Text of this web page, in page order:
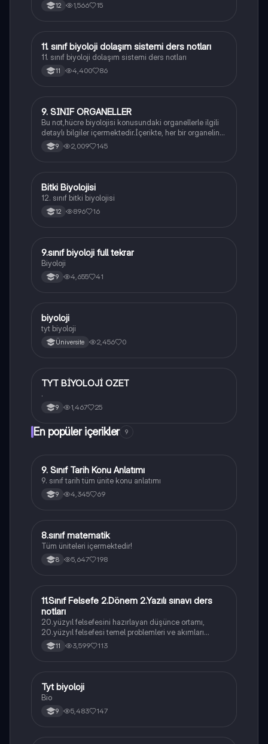
12 1,566 15
Biyoloji
11. sınıf biyoloji dolaşım sistemi ders notları
11. sınıf biyoloji dolaşım sistemi ders notları
11 4,400 86
Biyoloji
9. SINIF ORGANELLER
Bu not,hücre biyolojisi konusundaki organellerle ilgili
detaylı bilgiler içermektedir.İçerikte, her bir organelin
yapısı,fonksiyonları ve hücre içindeki rolü
açıklanmaktadır.
9 2,009 145
Biyoloji
Bitki Biyolojisi
12. sınıf bitki biyolojisi
12 896 16
Biyoloji
9.sınıf biyoloji full tekrar
Biyoloji
9 4,655 41
BBiyoloji
biyoloji
tyt biyoloji
Üniversite 2,456 0
Biyoloji
TYT BİYOLOJİ OZET
.
9 1,467 25
En popüler içerikler 9
Tarih
9. Sınıf Tarih Konu Anlatımı
9. sınıf tarih tüm ünite konu anlatımı
9 4,345 69
Matematik
8.sınıf matematik
Tüm üniteleri içermektedir!
8 5,647 198
Felsefe
11.Sınıf Felsefe 2.Dönem 2.Yazılı sınavı ders
notları
20.yüzyıl felsefesini hazırlayan düşünce ortamı,
20.yüzyıl felsefesi temel problemleri ve akımları
konularını içermektedir
11 3,599 113
Biyoloji
Tyt biyoloji
Bio
9 5,483 147